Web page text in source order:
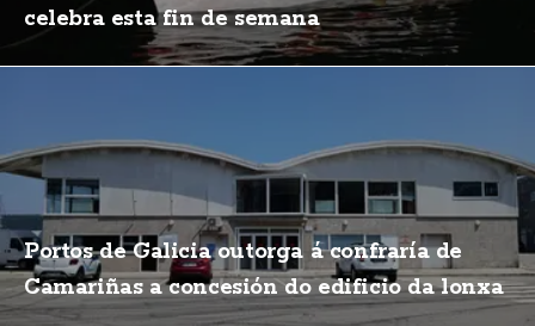
celebra esta fin de semana
Portos de Galicia outorga á confraría de
Camariñas a concesión do edificio da lonxa